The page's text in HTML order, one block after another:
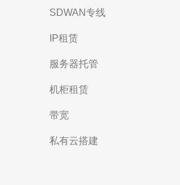
SDWAN专线
IP租赁
服务器托管
机柜租赁
带宽
私有云搭建